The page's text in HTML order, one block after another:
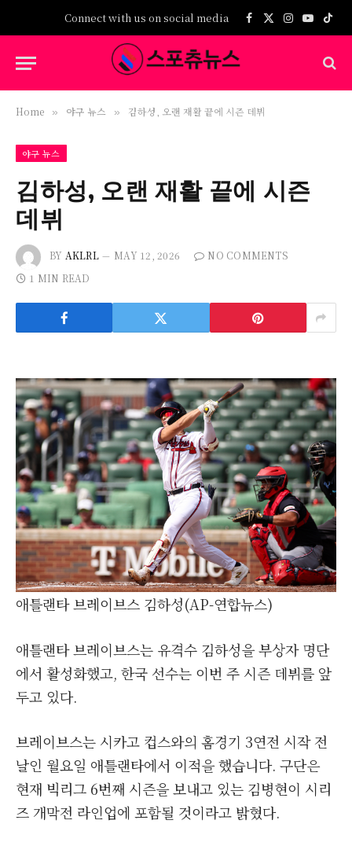
Connect with us on social media Facebook
X
Instagram
Home » 야구 뉴스 » 김하성, 오랜 재활 끝에 시즌 데뷔
야구 뉴스
김하성, 오랜 재활 끝에 시즌
데뷔
BY AKLRL MAY 12, 2026
NO COMMENTS
1 MIN READ
애틀랜타 브레이브스 김하성(AP-연합뉴스)
애틀랜타 브레이브스는 유격수 김하성을 부상자 명단
에서 활성화했고, 한국 선수는 이번 주 시즌 데뷔를 앞
두고 있다.
브레이브스는 시카고 컵스와의 홈경기 3연전 시작 전
날인 월요일 애틀랜타에서 이적을 했습니다. 구단은
현재 빅리그 6번째 시즌을 보내고 있는 김병현이 시리
즈 개막전 라인업에 포함될 것이라고 밝혔다.